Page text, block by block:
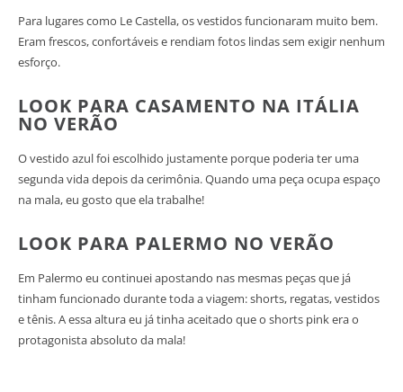
Para lugares como Le Castella, os vestidos funcionaram muito bem.
Eram frescos, confortáveis e rendiam fotos lindas sem exigir nenhum
esforço.
LOOK PARA CASAMENTO NA ITÁLIA
NO VERÃO
O vestido azul foi escolhido justamente porque poderia ter uma
segunda vida depois da cerimônia. Quando uma peça ocupa espaço
na mala, eu gosto que ela trabalhe!
LOOK PARA PALERMO NO VERÃO
Em Palermo eu continuei apostando nas mesmas peças que já
tinham funcionado durante toda a viagem: shorts, regatas, vestidos
e tênis. A essa altura eu já tinha aceitado que o shorts pink era o
protagonista absoluto da mala!